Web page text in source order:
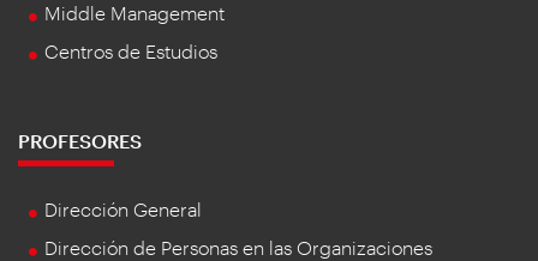
Middle Management
Centros de Estudios
PROFESORES
Dirección General
Dirección de Personas en las Organizaciones